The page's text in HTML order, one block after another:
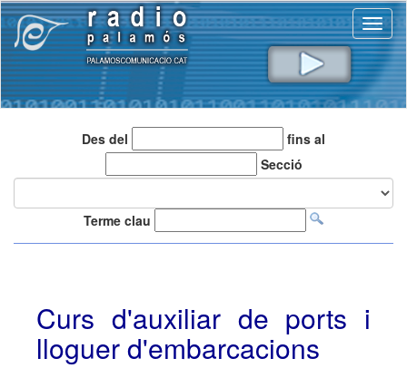
Des del
fins al
Secció
Terme clau
Curs d'auxiliar de ports i
lloguer d'embarcacions